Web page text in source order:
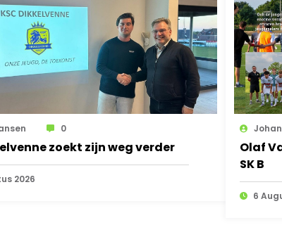
0
zoekt zijn weg verder
2026
Olaf
SK B
6